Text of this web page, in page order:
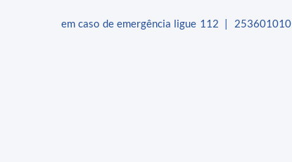
em caso de emergência ligue 112 | 253601010​